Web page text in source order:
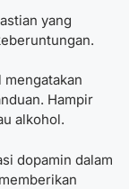
yang
Hampir
alkohol.
dopamin dalam